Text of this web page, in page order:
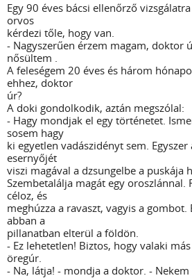
Egy 90 éves bácsi ellenőrző
orvos
kérdezi tőle, hogy van.
- Nagyszerűen érzem magam, doktor
nősültem .
A feleségem 20 éves és három
ehhez, doktor
úr?
A doki gondolkodik, aztán megszólal:
- Hagy mondjak el egy történetet.
sosem hagy
ki egyetlen vadászidényt sem.
esernyőjét
viszi magával a dzsungelbe a puskája
Szembetalálja magát egy oroszlánnal.
céloz, és
meghúzza a ravaszt, vagyis a
abban a
pillanatban elterül a földön.
- Ez lehetetlen! Biztos, hogy valaki
öregúr.
- Na, látja! - mondja a doktor. -